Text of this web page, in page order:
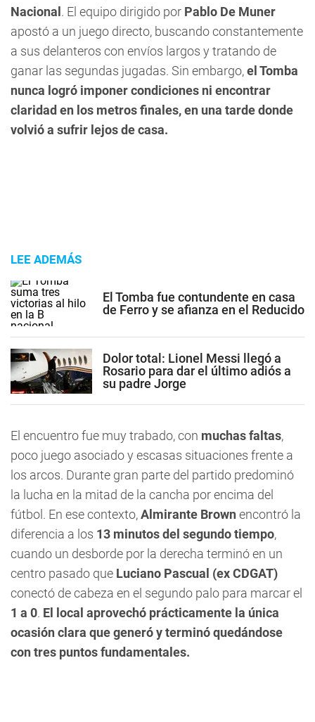
Nacional . El equipo dirigido por Pablo De Muner
apostó a un juego directo, buscando constantemente
a sus delanteros con envíos largos y tratando de
ganar las segundas jugadas. Sin embargo,el Tomba
nunca logró imponer condiciones ni encontrar
claridad en los metros finales, en una tarde donde
volvió a sufrir lejos de casa.
LEE ADEMÁS
El Tomba fue contundente en casa
de Ferro y se afianza en el Reducido
Dolor total: Lionel Messi llegó a
Rosario para dar el último adiós a
su padre Jorge
El encuentro fue muy trabado, con muchas faltas,
poco juego asociado y escasas situaciones frente a
los arcos. Durante gran parte del partido predominó
la lucha en la mitad de la cancha por encima del
fútbol. En ese contexto,Almirante Brown encontró la
diferencia a los 13 minutos del segundo tiempo,
cuando un desborde por la derecha terminó en un
centro pasado que Luciano Pascual (ex CDGAT)
conectó de cabeza en el segundo palo para marcar el
1 a 0. El local aprovechó prácticamente la única
ocasión clara que generó y terminó quedándose
con tres puntos fundamentales.